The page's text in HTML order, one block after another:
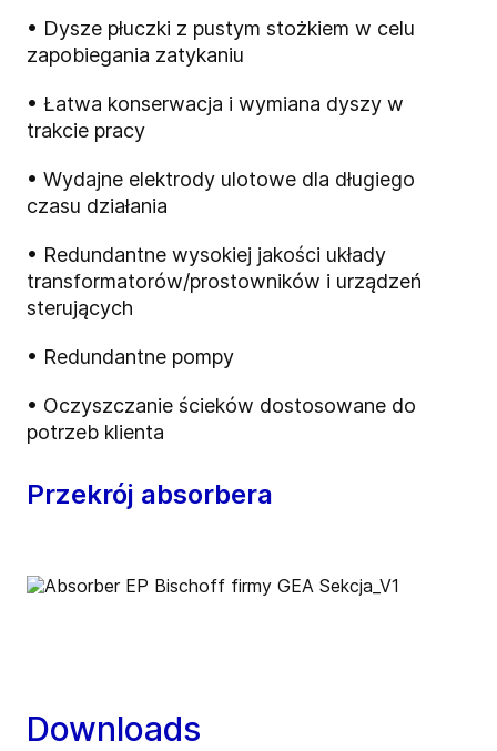
• Dysze płuczki z pustym stożkiem w celu
zapobiegania zatykaniu
• Łatwa konserwacja i wymiana dyszy w
trakcie pracy
• Wydajne elektrody ulotowe dla długiego
czasu działania
• Redundantne wysokiej jakości układy
transformatorów/prostowników i urządzeń
sterujących
• Redundantne pompy
• Oczyszczanie ścieków dostosowane do
potrzeb klienta
Przekrój absorbera
Downloads